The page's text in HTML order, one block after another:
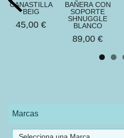
Marcas
CANASTILLA
BEIG
45,00 €
BAÑERA CON
SOPORTE
SHNUGGLE
BLANCO
89,00 €